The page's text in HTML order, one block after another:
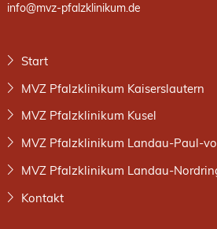
info@mvz-pfalzklinikum.de
Start
MVZ Pfalzklinikum Kaiserslautern
MVZ Pfalzklinikum Kusel
MVZ Pfalzklinikum Landau-Paul-
MVZ Pfalzklinikum Landau-
Kontakt